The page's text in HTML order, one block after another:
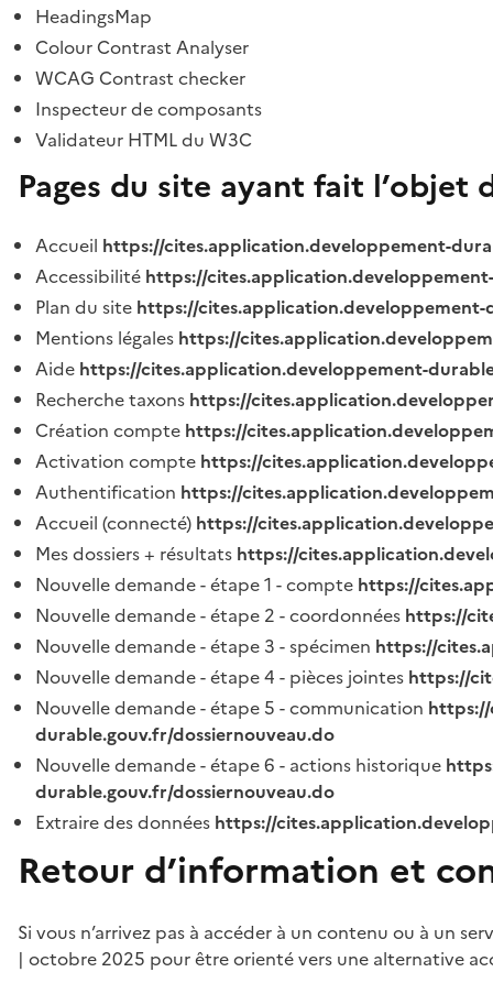
HeadingsMap
Colour Contrast Analyser
WCAG Contrast checker
Inspecteur de composants
Validateur HTML du W3C
Pages du site ayant fait
Accueil https://cites.application.developpement-
Accessibilité https://
Plan du site https://
Mentions légales https://
Aide https://cites.application.developpement-
Recherche taxons https://
Création compte https://
Activation compte https://
Authentification https://
Accueil (connecté) https://
Mes dossiers + résultats https://
Nouvelle demande - étape 1 - compte https://
Nouvelle demande - étape 2 - coordonnées https://
Nouvelle demande - étape 3 - spécimen https://
Nouvelle demande - étape 4 - pièces jointes https://
Nouvelle demande - étape 5 - communication
durable.gouv.fr/dossiernouveau.do
Nouvelle demande - étape 6 - actions historique
durable.gouv.fr/dossiernouveau.do
Extraire des données https://
Retour d’information et
Si vous n’arrivez pas à accéder à un contenu ou à un
| octobre 2025 pour être orienté vers une alternative